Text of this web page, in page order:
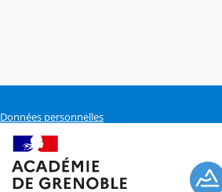
Données personnelles